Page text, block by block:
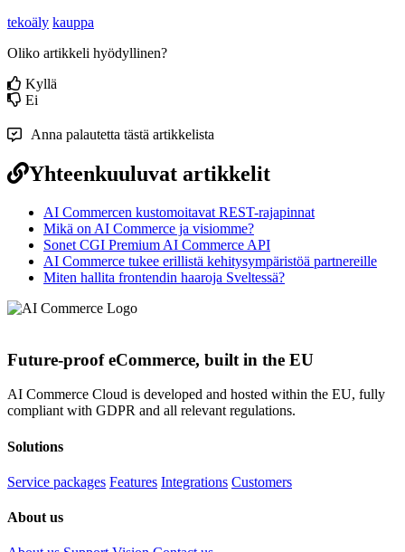
tekoäly kauppa
Oliko artikkeli hyödyllinen?
Kyllä
Ei
Anna palautetta tästä artikkelista
Yhteenkuuluvat artikkelit
AI Commercen kustomoitavat REST-rajapinnat
Mikä on AI Commerce ja visiomme?
Sonet CGI Premium AI Commerce API
AI Commerce tukee erillistä kehitysympäristöä partnereille
Miten hallita frontendin haaroja Sveltessä?
Future-proof eCommerce, built in the EU
AI Commerce Cloud is developed and hosted within the EU, fully
compliant with GDPR and all relevant regulations.
Solutions
Service packages Features Integrations Customers
About us